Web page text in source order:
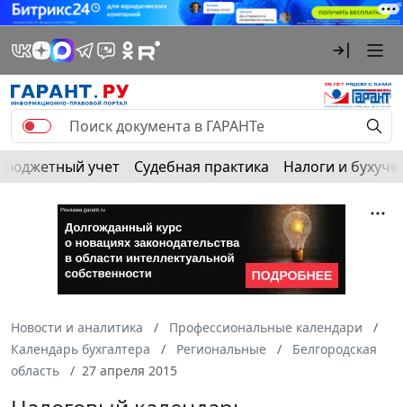
Бюджетный учет Судебная практика Налоги и
Новости и аналитика
Профессиональные календари
Календарь бухгалтера
Региональные
Белгородская
область
27 апреля 2015